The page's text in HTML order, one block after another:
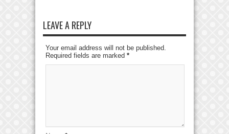
LEAVE A REPLY
Your email address will not be published.
Required fields are marked *